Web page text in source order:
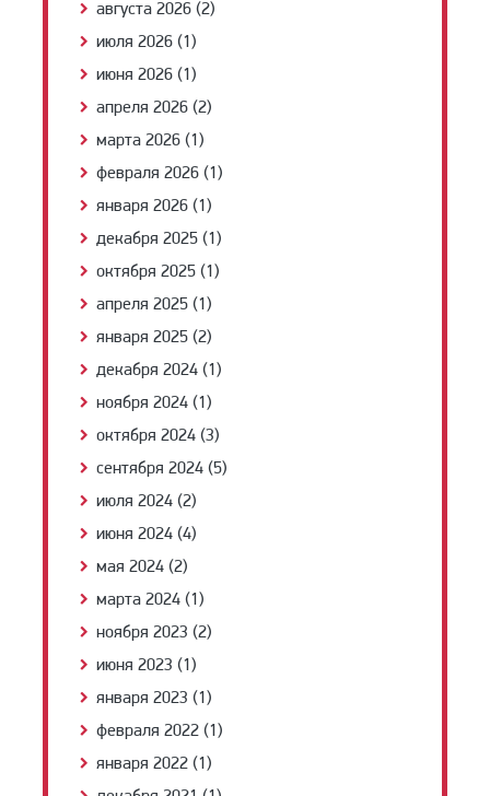
августа 2026 (2)
июля 2026 (1)
июня 2026 (1)
апреля 2026 (2)
марта 2026 (1)
февраля 2026 (1)
января 2026 (1)
декабря 2025 (1)
октября 2025 (1)
апреля 2025 (1)
января 2025 (2)
декабря 2024 (1)
ноября 2024 (1)
октября 2024 (3)
сентября 2024 (5)
июля 2024 (2)
июня 2024 (4)
мая 2024 (2)
марта 2024 (1)
ноября 2023 (2)
июня 2023 (1)
января 2023 (1)
февраля 2022 (1)
января 2022 (1)